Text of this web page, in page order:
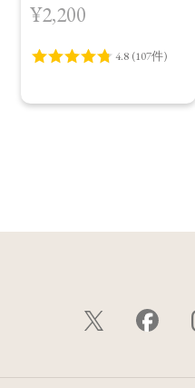
¥2,200